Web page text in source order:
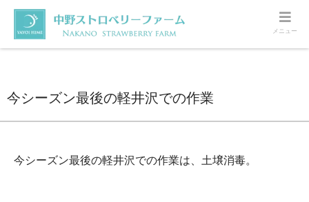
ホーム 軽井沢 今シーズン最後の軽井沢での作業
今シーズン最後の軽井沢での作業
今シーズン最後の軽井沢での作業は、土壌消毒。
メニュー